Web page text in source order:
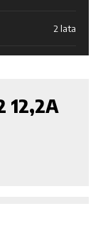
2 lata
12,2A